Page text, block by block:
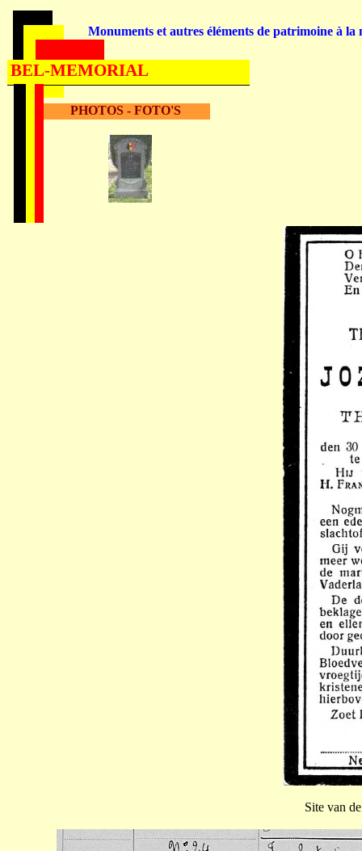
PHOTOS - FOTO'S
Site van
Monuments et autres éléments de patrimoine à la
BEL-MEMORIAL